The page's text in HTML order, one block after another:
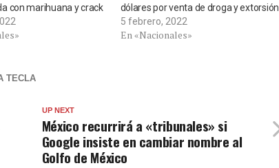
con marihuana y crack
dólares por venta de droga y extorsión
5 febrero, 2022
En «Nacionales»
TECLA
UP NEXT
México recurrirá a «tribunales» si
Google insiste en cambiar nombre al
Golfo de México